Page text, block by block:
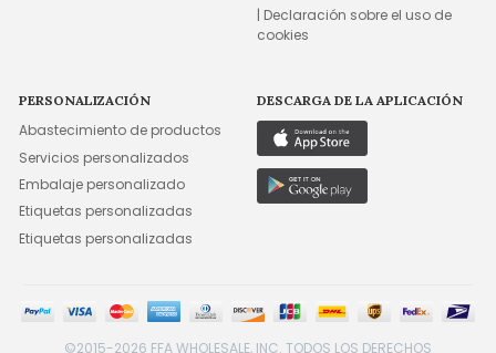
| Declaración sobre el uso de
cookies
PERSONALIZACIÓN
Abastecimiento de productos
Servicios personalizados
Embalaje personalizado
Etiquetas personalizadas
Etiquetas personalizadas
DESCARGA DE LA APLICACIÓN
©2015-2026 FFA WHOLESALE, INC. TODOS LOS DERECHOS